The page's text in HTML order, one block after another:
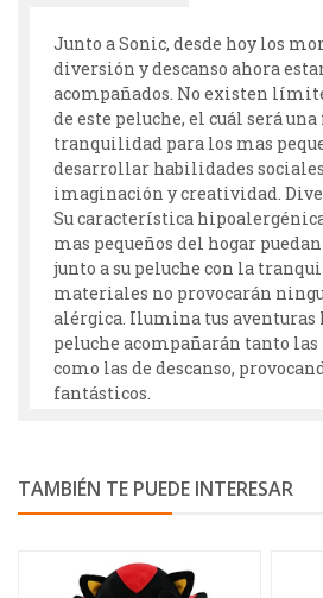
Junto a Sonic, desde hoy los
diversión y descanso ahora
acompañados. No existen
de este peluche, el cuál será
tranquilidad para los mas
desarrollar habilidades
imaginación y creatividad.
Su característica
mas pequeños del hogar
junto a su peluche con la
materiales no provocarán
alérgica. Ilumina tus aventuras
peluche acompañarán tanto las
como las de descanso,
fantásticos.
TAMBIÉN TE PUEDE INTERESAR